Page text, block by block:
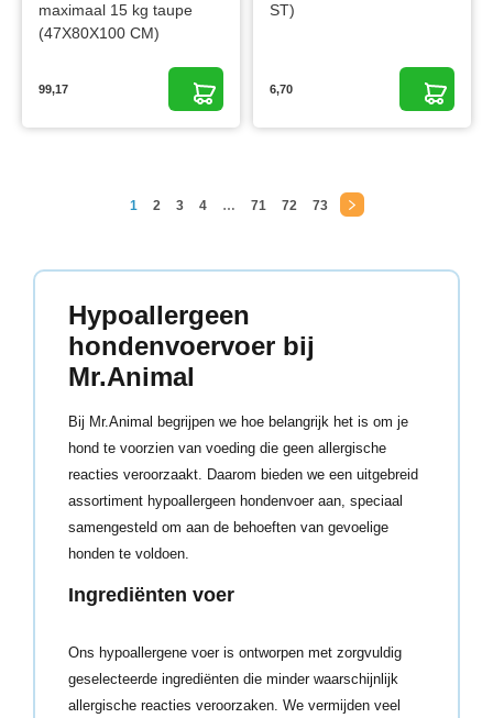
maximaal 15 kg taupe
(47X80X100 CM)
99,17
ST)
6,70
1 2 3 4 … 71 72 73 →
Hypoallergeen
hondenvoervoer bij
Mr.Animal
Bij Mr.Animal begrijpen we hoe belangrijk het is om je
hond te voorzien van voeding die geen allergische
reacties veroorzaakt. Daarom bieden we een uitgebreid
assortiment hypoallergeen hondenvoer aan, speciaal
samengesteld om aan de behoeften van gevoelige
honden te voldoen.
Ingrediënten voer
Ons hypoallergene voer is ontworpen met zorgvuldig
geselecteerde ingrediënten die minder waarschijnlijk
allergische reacties veroorzaken. We vermijden veel